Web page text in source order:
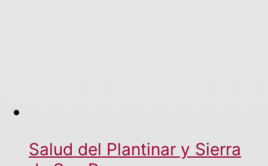
Salud del Plantinar y Sierra